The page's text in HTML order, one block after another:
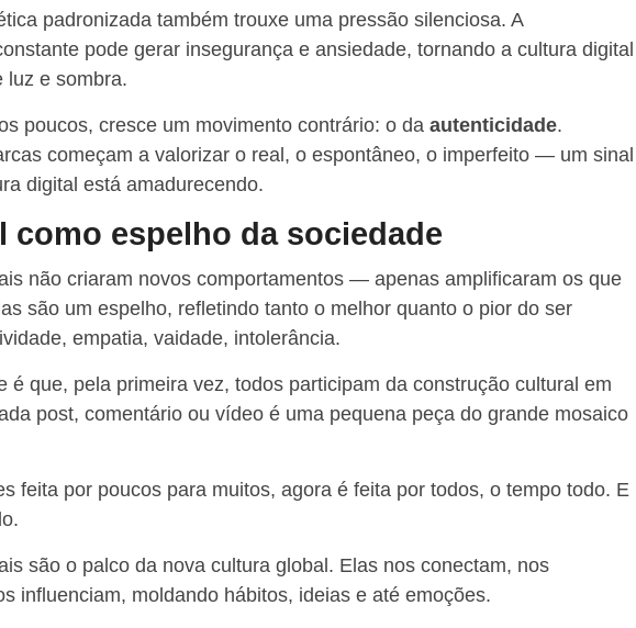
padronizada também trouxe uma pressão silenciosa. A
pode gerar insegurança e ansiedade, tornando a cultura digital
luz e sombra.
poucos, cresce um movimento contrário: o da autenticidade.
começam a valorizar o real, o espontâneo, o imperfeito — um sinal
digital está amadurecendo.
como espelho da sociedade
não criaram novos comportamentos — apenas amplificaram os que
são um espelho, refletindo tanto o melhor quanto o pior do ser
empatia, vaidade, intolerância.
é que, pela primeira vez, todos participam da construção cultural em
post, comentário ou vídeo é uma pequena peça do grande mosaico
feita por poucos para muitos, agora é feita por todos, o tempo todo. E
são o palco da nova cultura global. Elas nos conectam, nos
influenciam, moldando hábitos, ideias e até emoções.